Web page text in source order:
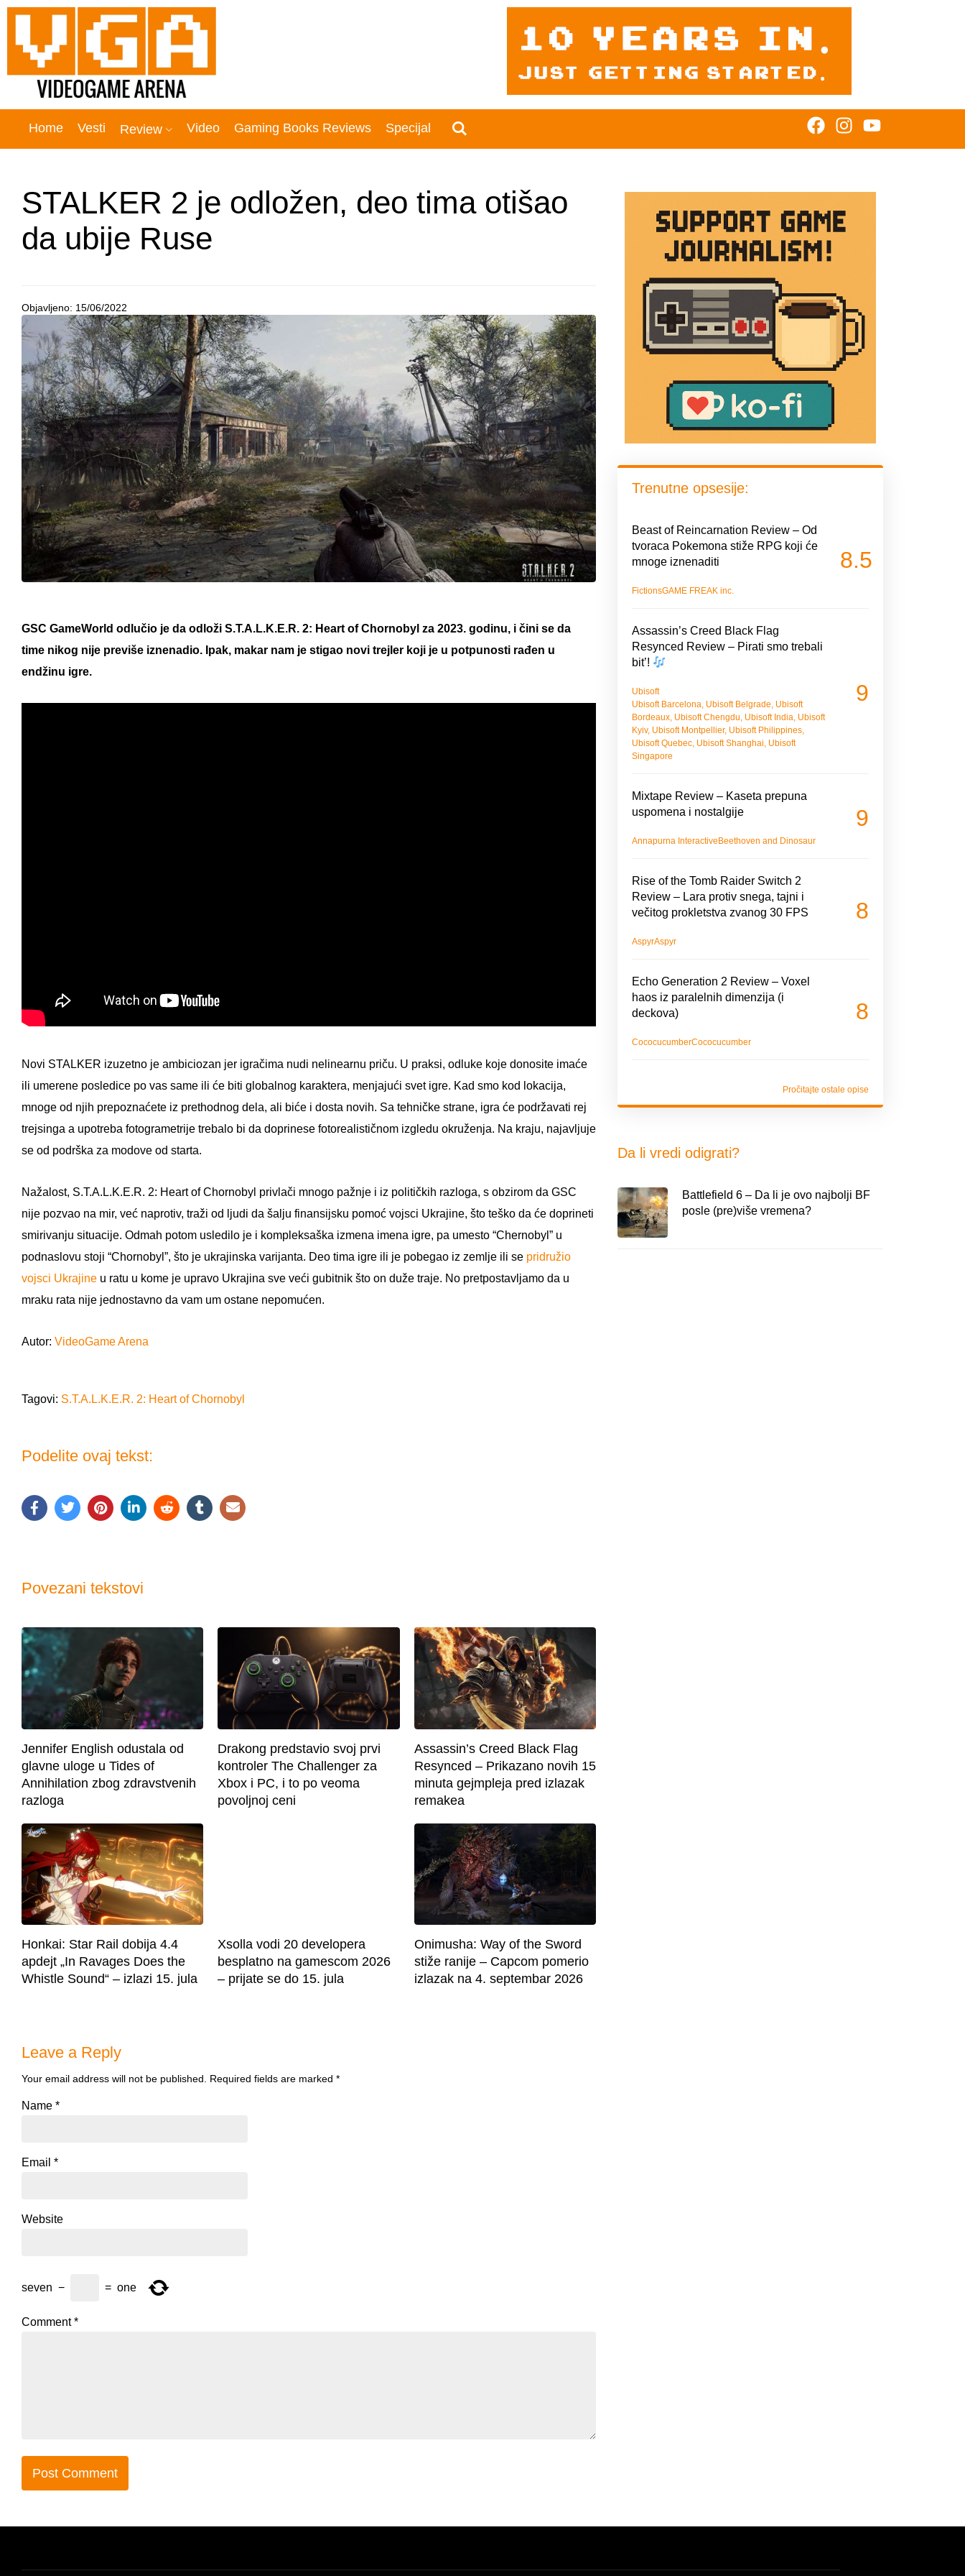
Home Vesti Review Video Gaming Books Reviews Specijal
STALKER 2 je odložen, deo tima otišao
da ubije Ruse
Objavljeno: 15/06/2022
GSC GameWorld odlučio je da odloži S.T.A.L.K.E.R. 2: Heart of Chornobyl za 2023. godinu, i čini se da
time nikog nije previše iznenadio. Ipak, makar nam je stigao novi trejler koji je u potpunosti rađen u
endžinu igre.
Novi STALKER izuzetno je ambiciozan jer igračima nudi nelinearnu priču. U praksi, odluke koje donosite imaće
ili umerene posledice po vas same ili će biti globalnog karaktera, menjajući svet igre. Kad smo kod lokacija,
mnoge od njih prepoznaćete iz prethodnog dela, ali biće i dosta novih. Sa tehničke strane, igra će podržavati rej
trejsinga a upotreba fotogrametrije trebalo bi da doprinese fotorealističnom izgledu okruženja. Na kraju, najavljuje
se od podrška za modove od starta.
Nažalost, S.T.A.L.K.E.R. 2: Heart of Chornobyl privlači mnogo pažnje i iz političkih razloga, s obzirom da GSC
nije pozvao na mir, već naprotiv, traži od ljudi da šalju finansijsku pomoć vojsci Ukrajine, što teško da će doprineti
smirivanju situacije. Odmah potom usledilo je i kompleksaška izmena imena igre, pa umesto “Chernobyl” u
podnaslovu stoji “Chornobyl”, što je ukrajinska varijanta. Deo tima igre ili je pobegao iz zemlje ili se pridružio
vojsci Ukrajine u ratu u kome je upravo Ukrajina sve veći gubitnik što on duže traje. No pretpostavljamo da u
mraku rata nije jednostavno da vam um ostane nepomućen.
Autor: VideoGame Arena
Tagovi: S.T.A.L.K.E.R. 2: Heart of Chornobyl
Podelite ovaj tekst:
Povezani tekstovi
Jennifer English odustala od
glavne uloge u Tides of
Annihilation zbog zdravstvenih
razloga
Drakong predstavio svoj prvi
kontroler The Challenger za
Xbox i PC, i to po veoma
povoljnoj ceni
Assassin’s Creed Black Flag
Resynced – Prikazano novih 15
minuta gejmpleja pred izlazak
remakea
Honkai: Star Rail dobija 4.4
apdejt „In Ravages Does the
Whistle Sound“ – izlazi 15. jula
Xsolla vodi 20 developera
besplatno na gamescom 2026
– prijate se do 15. jula
Onimusha: Way of the Sword
stiže ranije – Capcom pomerio
izlazak na 4. septembar 2026
Leave a Reply
Your email address will not be published. Required fields are marked *
Name *
Email *
Website
seven − = one
Comment*
Trenutne opsesije:
Beast of Reincarnation Review – Od
tvoraca Pokemona stiže RPG koji će
mnoge iznenaditi
FictionsGAME FREAK inc.
8.5
Assassin’s Creed Black Flag
Resynced Review – Pirati smo trebali
bit’!
Ubisoft
Ubisoft Barcelona, Ubisoft Belgrade, Ubisoft
Bordeaux, Ubisoft Chengdu, Ubisoft India, Ubisoft
Kyiv, Ubisoft Montpellier, Ubisoft Philippines,
Ubisoft Quebec, Ubisoft Shanghai, Ubisoft
Singapore
9
Mixtape Review – Kaseta prepuna
uspomena i nostalgije
Annapurna Interactive Beethoven and Dinosaur
9
Rise of the Tomb Raider Switch 2
Review – Lara protiv snega, tajni i
večitog prokletstva zvanog 30 FPS
AspyrAspyr
8
Echo Generation 2 Review – Voxel
haos iz paralelnih dimenzija (i
deckova)
CococucumberCococucumber
8
Pročitajte ostale opise
Da li vredi odigrati?
Battlefield 6 – Da li je ovo najbolji BF
posle (pre)više vremena?